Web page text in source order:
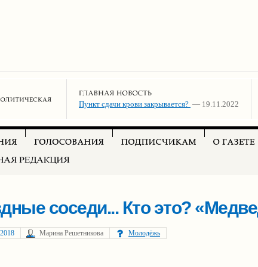
Пункт сдачи крови закрывается? — 19.11.2022
соседи... Кто это?
Марина Решетникова Молодёжь